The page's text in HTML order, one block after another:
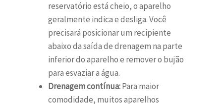
reservatório está cheio, o aparelho
geralmente indica e desliga. Você
precisará posicionar um recipiente
abaixo da saída de drenagem na parte
inferior do aparelho e remover o bujão
para esvaziar a água.
Drenagem contínua:Para maior
comodidade, muitos aparelhos